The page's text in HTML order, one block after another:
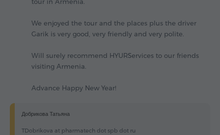
tour in Armenia.
We enjoyed the tour and the places plus the driver
Garik is very good, very friendly and very polite.
Will surely recommend HYURServices to our friends
visiting Armenia.
Advance Happy New Year!
Добрикова Татьяна
TDobrikova at pharmatech dot spb dot ru